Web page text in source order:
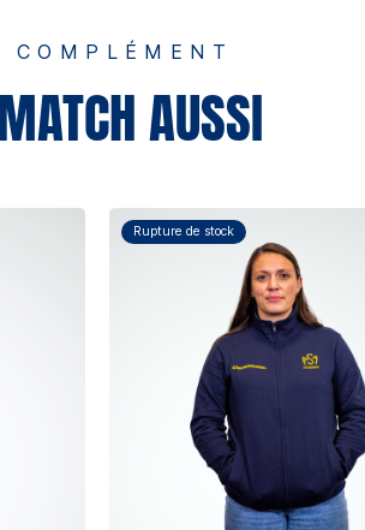
COMPLÉMENT
AUSSI
Rupture de stock